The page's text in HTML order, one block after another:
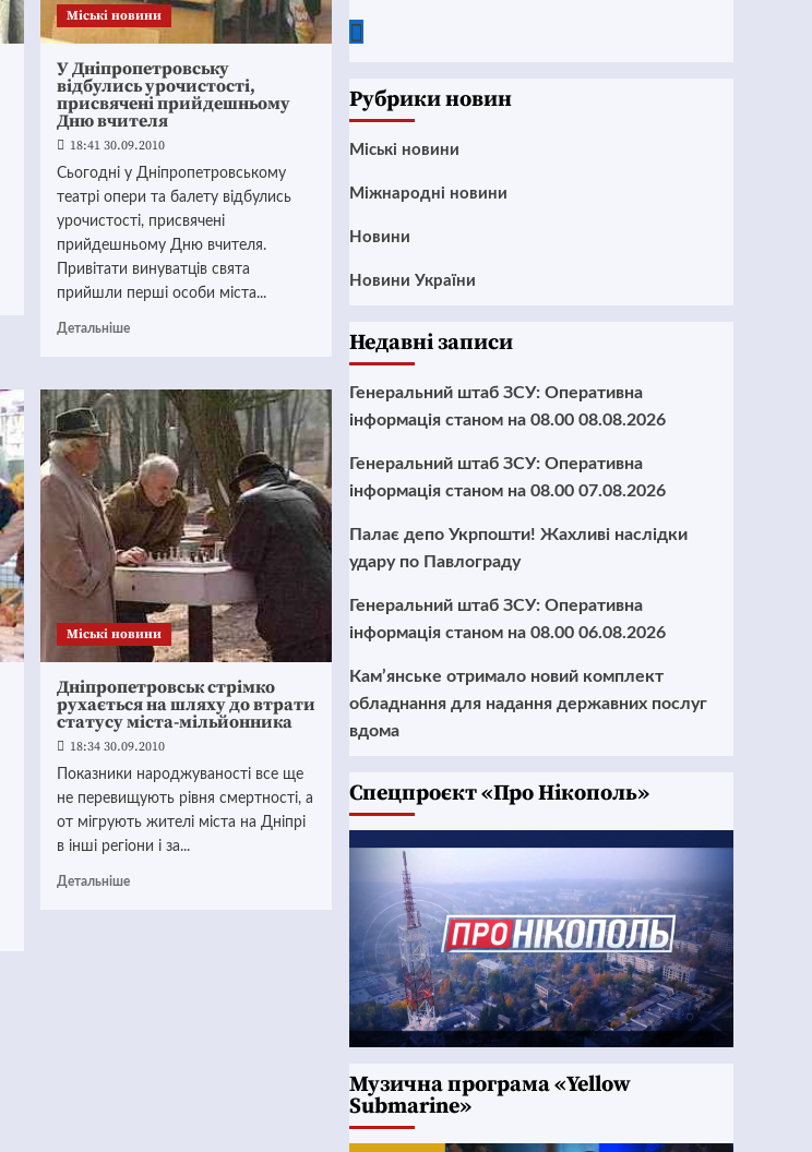
Mіські новини
У Дніпропетровську
відбулись урочистості,
присвячені прийдешньому
Дню вчителя
18:41 30.09.2010
Сьогодні у Дніпропетровському
театрі опери та балету відбулись
урочистості, присвячені
прийдешньому Дню вчителя.
Привітати винуватців свята
прийшли перші особи міста...
Детальніше
Mіські новини
Дніпропетровськ стрімко
рухається на шляху до втрати
статусу міста-мільйонника
18:34 30.09.2010
Показники народжуваності все ще
не перевищують рівня смертності, а
от мігрують жителі міста на Дніпрі
в інші регіони і за...
Детальніше
Рубрики новин
Mіські новини
Міжнародні новини
Новини
Новини України
Недавні записи
Генеральний штаб ЗСУ: Оперативна
інформація станом на 08.00 08.08.2026
Генеральний штаб ЗСУ: Оперативна
інформація станом на 08.00 07.08.2026
Палає депо Укрпошти! Жахливі наслідки
удару по Павлограду
Генеральний штаб ЗСУ: Оперативна
інформація станом на 08.00 06.08.2026
Кам’янське отримало новий комплект
обладнання для надання державних послуг
вдома
Cпецпроєкт «Про Нікополь»
Музична програма «Yellow
Submarine»